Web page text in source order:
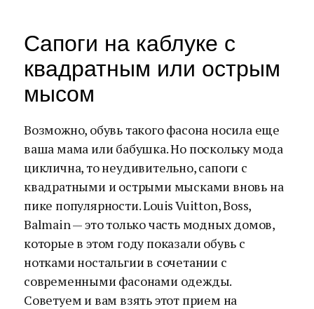
Сапоги на каблуке с
квадратным или острым
мысом
Возможно, обувь такого фасона носила еще
ваша мама или бабушка. Но поскольку мода
циклична, то неудивительно, сапоги с
квадратными и острыми мысками вновь на
пике популярности. Louis Vuitton, Boss,
Balmain — это только часть модных домов,
которые в этом году показали обувь с
нотками ностальгии в сочетании с
современными фасонами одежды.
Советуем и вам взять этот прием на